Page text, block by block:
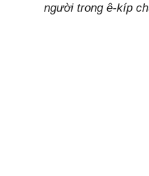
người trong ê-kíp